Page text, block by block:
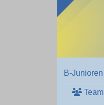
B-Junioren
Team